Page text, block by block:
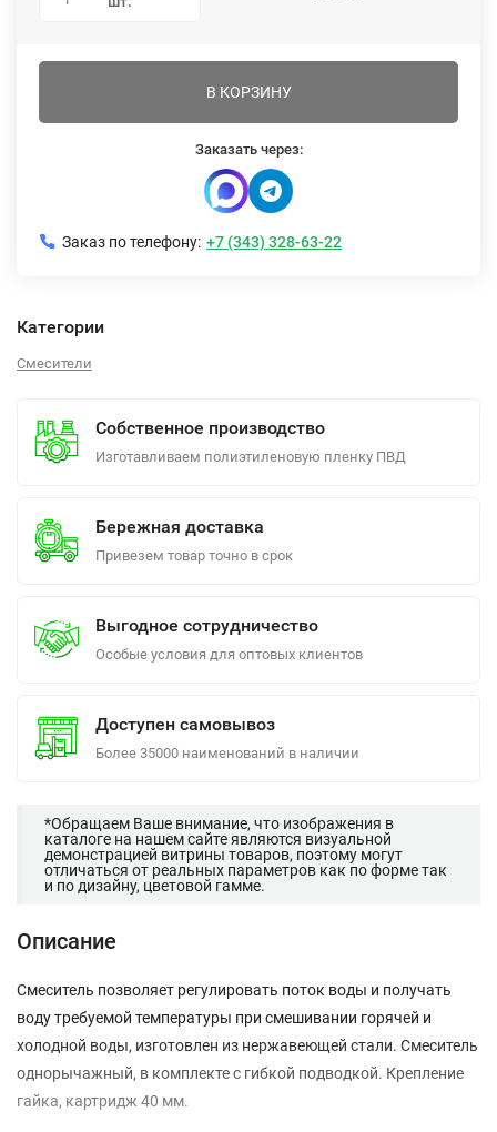
В КОРЗИНУ
Заказать через:
Заказ по телефону: +7 (343) 328-63-22
Категории
Смесители
Собственное производство
Изготавливаем полиэтиленовую пленку ПВД
Бережная доставка
Привезем товар точно в срок
Выгодное сотрудничество
Особые условия для оптовых клиентов
Доступен самовывоз
Более 35000 наименований в наличии
*Обращаем Ваше внимание, что изображения в
каталоге на нашем сайте являются визуальной
демонстрацией витрины товаров, поэтому могут
отличаться от реальных параметров как по форме так
и по дизайну, цветовой гамме.
Описание
Смеситель позволяет регулировать поток воды и получать
воду требуемой температуры при смешивании горячей и
холодной воды, изготовлен из нержавеющей стали. Смеситель
однорычажный, в комплекте с гибкой подводкой. Крепление
гайка, картридж 40 мм.